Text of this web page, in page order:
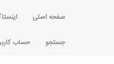
صفحه اصلی
جستجو حساب